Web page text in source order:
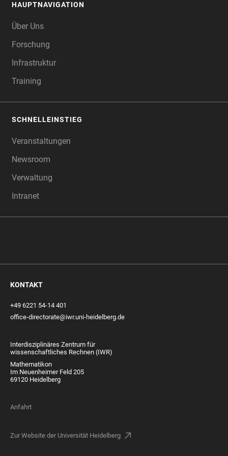
HAUPTNAVIGATION
Über Uns
Forschung
Infrastruktur
Training
SCHNELLEINSTIEG
Veranstaltungen
Newsroom
Verwaltung
Intranet
KONTAKT
+49 6221 54-14 401
office-directorate@iwr.uni-heidelberg.de
Interdisziplinäres Zentrum für
wissenschaftliches Rechnen (IWR)
Mathematikon
Im Neuenheimer Feld 205
69120 Heidelberg
Anfahrt
Zur Website der Universität Heidelberg